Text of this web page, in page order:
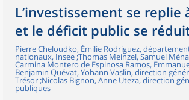
L’investissement se replie
et le déficit public se
Pierre Cheloudko, Émilie Rodriguez,
nationaux, Insee ;Thomas Meinzel, Samuel
Carmina Montero de Espinosa Ramos,
Benjamin Quévat, Yohann Vaslin, direction
Trésor ;Nicolas Bignon, Anne Uteza, direction
publiques